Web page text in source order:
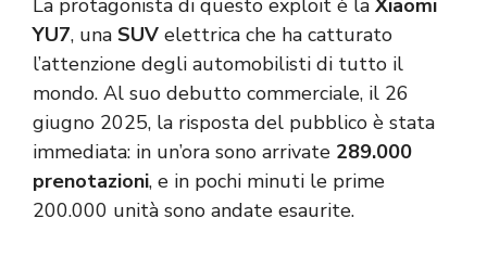
La protagonista di questo exploit è la Xiaomi
YU7, una SUV elettrica che ha catturato
l’attenzione degli automobilisti di tutto il
mondo. Al suo debutto commerciale, il 26
giugno 2025, la risposta del pubblico è stata
immediata: in un’ora sono arrivate 289.000
prenotazioni, e in pochi minuti le prime
200.000 unità sono andate esaurite.